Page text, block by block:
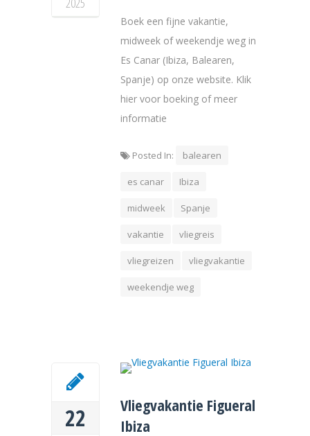
Boek een fijne vakantie,
midweek of weekendje weg in
Es Canar (Ibiza, Balearen,
Spanje) op onze website. Klik
hier voor boeking of meer
informatie
Posted In: balearen
es canar Ibiza
midweek Spanje
vakantie vliegreis
vliegreizen vliegvakantie
weekendje weg
22
Vliegvakantie Figueral
Ibiza